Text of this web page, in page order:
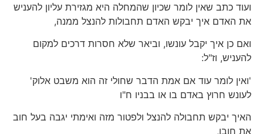
ועוד כתב שאין לומר שכיון שהמחלה היא מגזירת עליון להעניש
את האדם איך יבקש האדם תחבולות להנצל ממנה,
ואם כן איך יקבל עונשו, וביאר שלא חסרות דרכים למקום
להעניש, וז"ל:
'ואין לומר עוד אם אמת הדבר שחולי זה הוא משבט אלוק'
לעונש חרוץ באדם בו או בבניו ח"ו
האיך יבקש תחבולה להנצל ולפטור מזה ואימתי יגבה בעל חוב
את חובו,